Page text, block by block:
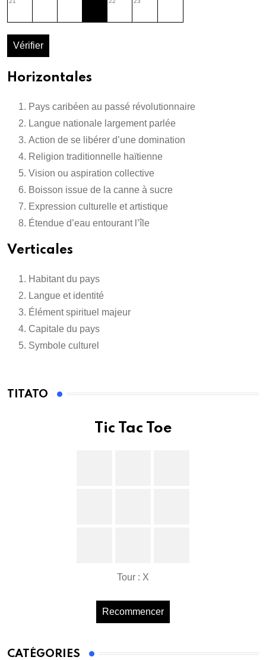
Vérifier
Horizontales
Pays caribéen au passé révolutionnaire
Langue nationale largement parlée
Action de se libérer d’une domination
Religion traditionnelle haïtienne
Vision ou aspiration collective
Boisson issue de la canne à sucre
Expression culturelle et artistique
Étendue d’eau entourant l’île
Verticales
Habitant du pays
Langue et identité
Élément spirituel majeur
Capitale du pays
Symbole culturel
TITATO
Tic Tac Toe
Tour : X
Recommencer
CATÉGORIES